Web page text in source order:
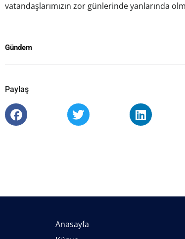
vatandaşlarımızın zor günlerinde yanlarında
Gündem
Paylaş
Anasayfa